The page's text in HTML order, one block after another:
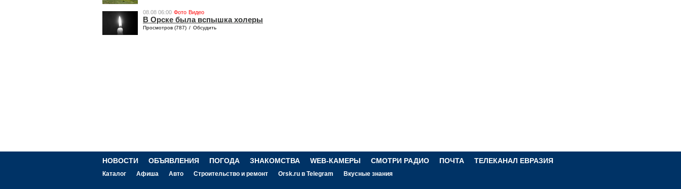
08.08 06:00 Фото Видео
​​​В Орске была вспышка холеры
Просмотров (787) / Обсудить
НОВОСТИ ОБЪЯВЛЕНИЯ ПОГОДА ЗНАКОМСТВА WEB-КАМЕРЫ СМОТРИ РАДИО ПОЧТА ТЕЛЕКАНАЛ ЕВРАЗИЯ
Каталог Афиша Авто Строительство и ремонт Orsk.ru в Telegram Вкусные знания